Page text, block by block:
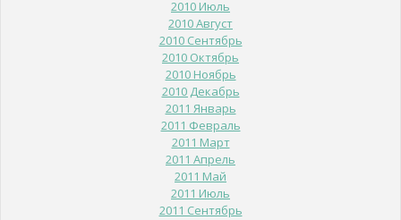
2010 Июль
2010 Август
2010 Сентябрь
2010 Октябрь
2010 Ноябрь
2010 Декабрь
2011 Январь
2011 Февраль
2011 Март
2011 Апрель
2011 Май
2011 Июль
2011 Сентябрь